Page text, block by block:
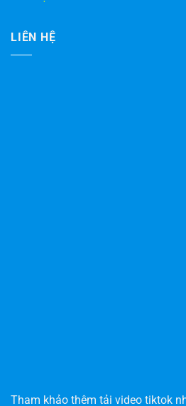
LIÊN HỆ
Tham khảo thêm tải video tiktok